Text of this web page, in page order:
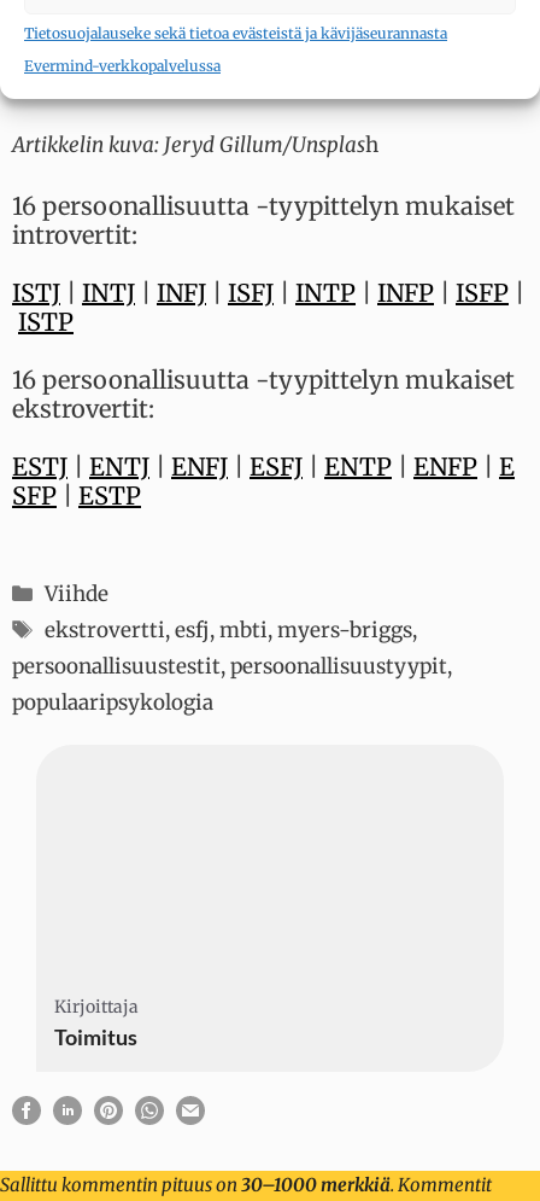
Tietosuojalauseke sekä tietoa evästeistä ja kävijäseurannasta
Evermind-verkkopalvelussa
The Myers & Briggs Foundation
Mbtionline: ENFP
Artikkelin kuva: Jeryd Gillum/Unsplash
16 persoonallisuutta -tyypittelyn mukaiset
introvertit:
ISTJ
INTJ INFJ ISFJ INTP INFP ISFP
ISTP
16 persoonallisuutta -tyypittelyn mukaiset
ekstrovertit:
ESTJ
ENTJ ENFJ ESFJ ENTP ENFP
E
SFP
ESTP
Kategoriat
Viihde
Avainsanat
ekstrovertti,esfj,mbti,myers-briggs,
persoonallisuustestit,persoonallisuustyypit,
populaaripsykologia
Kirjoittaja
Toimitus
Sallittu kommentin pituus on30–1000 merkkiä. Kommentit